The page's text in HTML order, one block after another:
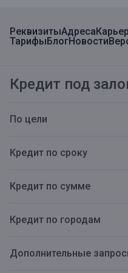
РеквизитыАдреса
ТарифыБлогНовости
Кредит под
По цели
Кредит по сроку
Кредит по сумме
Кредит по городам
Дополнительные